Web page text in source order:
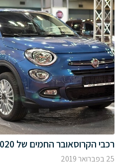
רכבי הקרוסאובר החמים של 2020
25 בפברואר 2019